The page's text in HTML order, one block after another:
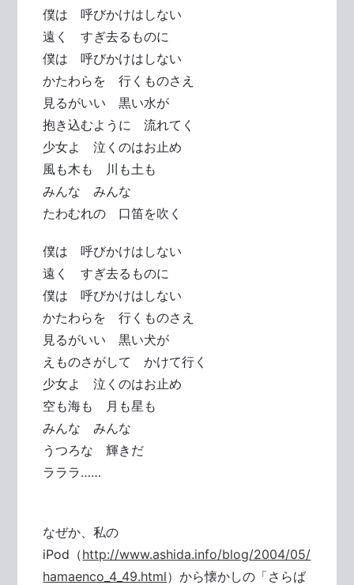
僕は 呼びかけはしない
遠く すぎ去るものに
僕は 呼びかけはしない
かたわらを 行くものさえ
見るがいい 黒い水が
抱き込むように 流れてく
少女よ 泣くのはお止め
風も木も 川も土も
みんな みんな
たわむれの 口笛を吹く
僕は 呼びかけはしない
遠く すぎ去るものに
僕は 呼びかけはしない
かたわらを 行くものさえ
見るがいい 黒い犬が
えものさがして かけて行く
少女よ 泣くのはお止め
空も海も 月も星も
みんな みんな
うつろな 輝きだ
ラララ……
なぜか、私の
iPod（http://www.ashida.info/blog/2004/05/
hamaenco_4_49.html）から懐かしの「さらば